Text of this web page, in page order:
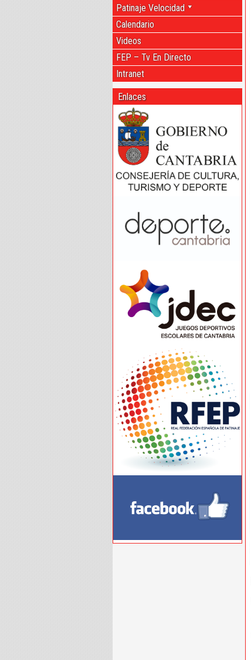
Patinaje Velocidad
Calendario
Videos
FEP – Tv En Directo
Intranet
Enlaces